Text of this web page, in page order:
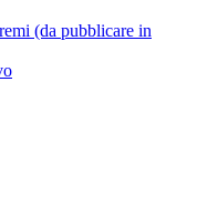
(da pubblicare in